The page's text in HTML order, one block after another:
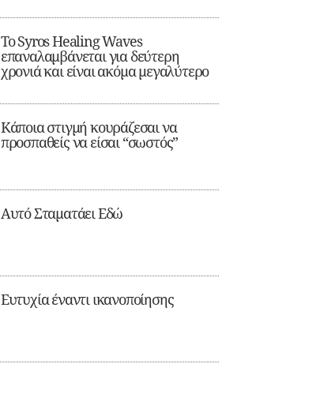
Το Syros Healing Waves
επαναλαμβάνεται για δεύτερη
χρονιά και είναι ακόμα μεγαλύτερο
Κάποια στιγμή κουράζεσαι να
προσπαθείς να είσαι “σωστός”
Αυτό Σταματάει Εδώ
Ευτυχία έναντι ικανοποίησης